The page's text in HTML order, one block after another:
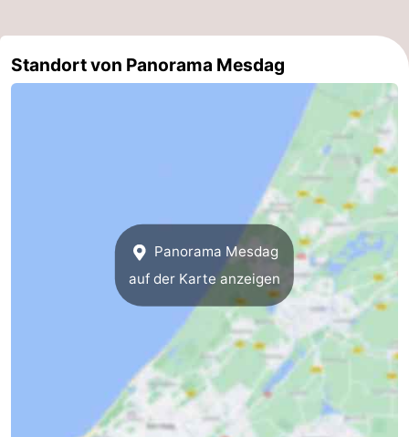
Standort von Panorama Mesdag
Panorama Mesdag
auf der Karte anzeigen